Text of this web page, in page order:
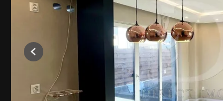
Previous